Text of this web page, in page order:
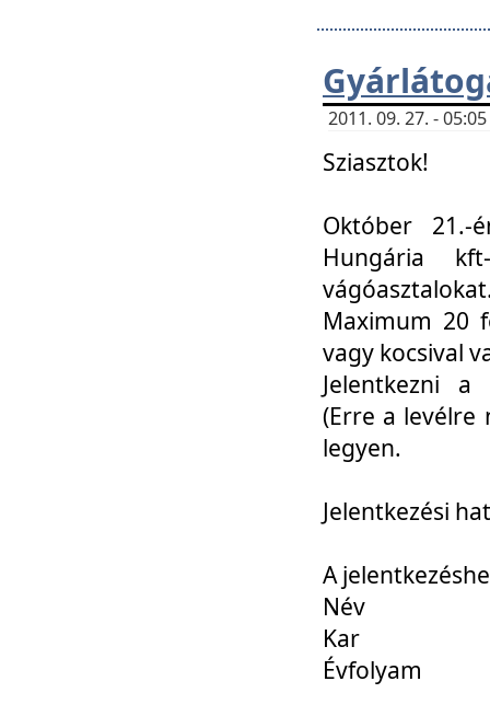
2011. 09. 27. -
Sziasztok!
Október 21.-
Hungária
Maximum 20
vagy kocsival
Jelentkezni a
(Erre a levélre
legyen.
Jelentkezési
A
Név
Kar
Évfolyam